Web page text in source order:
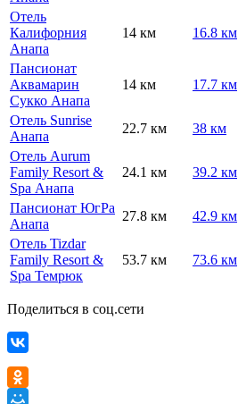
Отель
Калифорния
Анапа
14 км 16.8 км
Пансионат
Аквамарин
Сукко Анапа
14 км 17.7 км
Отель Sunrise
Анапа
22.7 км 38 км
Отель Aurum
Family Resort &
Spa Анапа
24.1 км 39.2 км
Пансионат ЮгРа
Анапа
27.8 км 42.9 км
Отель Tizdar
Family Resort &
Spa Темрюк
53.7 км 73.6 км
Поделиться в соц.сети